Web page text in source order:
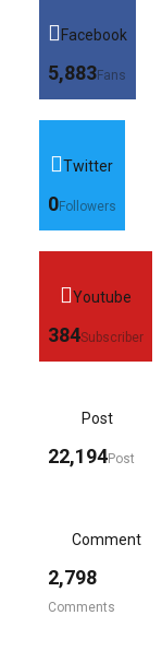
Facebook
5,883Fans
Twitter
0Followers
Youtube
384Subscriber
Post
22,194Post
Comment
2,798
Comments